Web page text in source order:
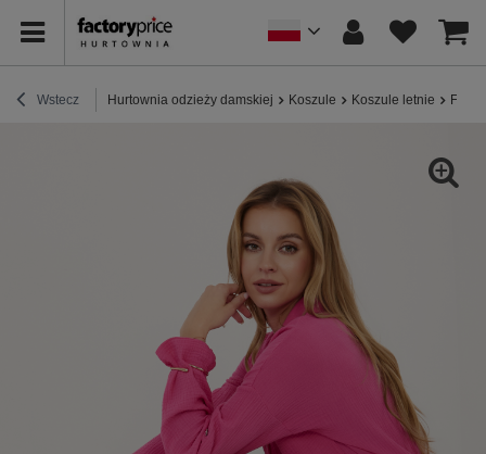
Wstecz Hurtownia odzieży damskiej Koszule Koszule letnie